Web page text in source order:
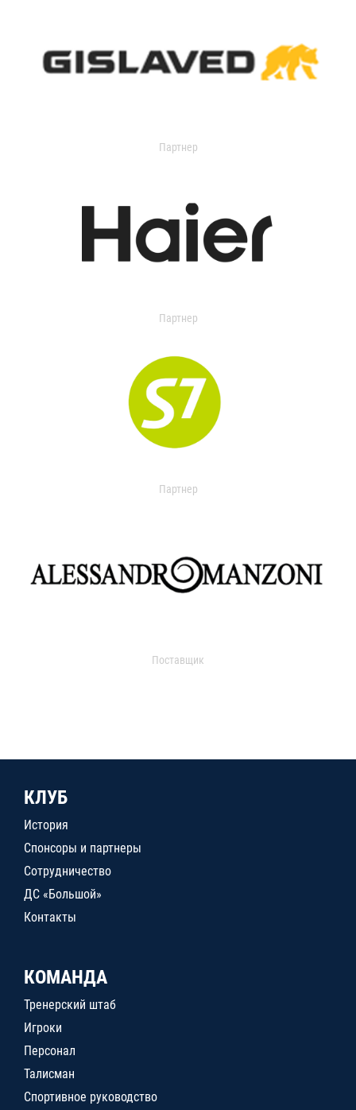
Партнер
Партнер
Партнер
Поставщик
КЛУБ
История
Спонсоры и партнеры
Сотрудничество
ДС «Большой»
Контакты
КОМАНДА
Тренерский штаб
Игроки
Персонал
Талисман
Спортивное руководство